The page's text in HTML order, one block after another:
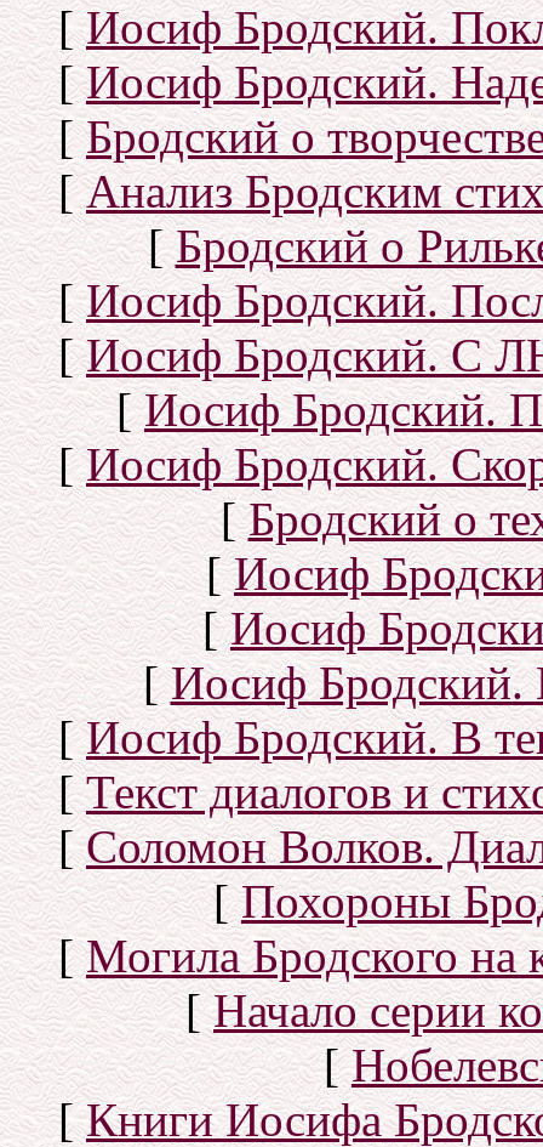
[Иосиф Бродский.
[Иосиф Бродский.
[Бродский о
[Анализ Бродским
[Бродский о
[Иосиф Бродский.
[Иосиф Бродский. С
[Иосиф Бродский.
[Иосиф Бродский.
[Бродский о
[Иосиф
[Иосиф
[Иосиф Бродский.
[Иосиф Бродский. В
[Текст диалогов и
[Соломон Волков.
[Похороны
[Могила Бродского
[Начало серии
[
[Книги Иосифа